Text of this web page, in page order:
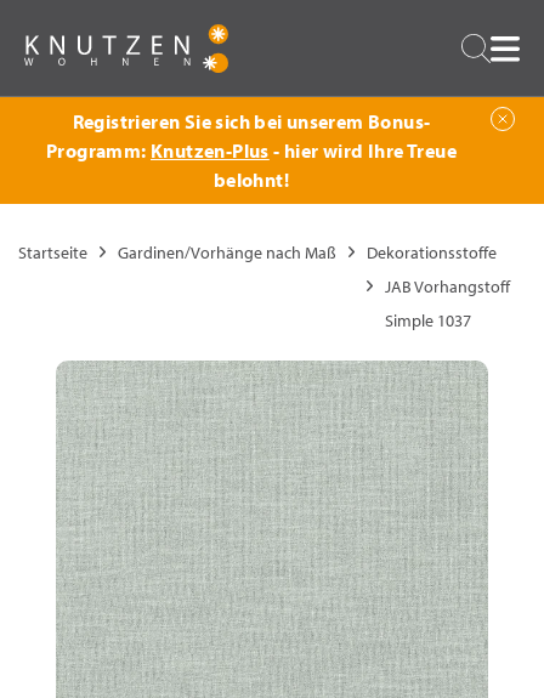
Zurück
Registrieren Sie sich bei unserem Bonus-
Programm: Knutzen-Plus - hier wird Ihre Treue
belohnt!
Startseite Gardinen/Vorhänge nach Maß
Dekorationsstoffe
JAB Vorhangstoff
Simple 1037